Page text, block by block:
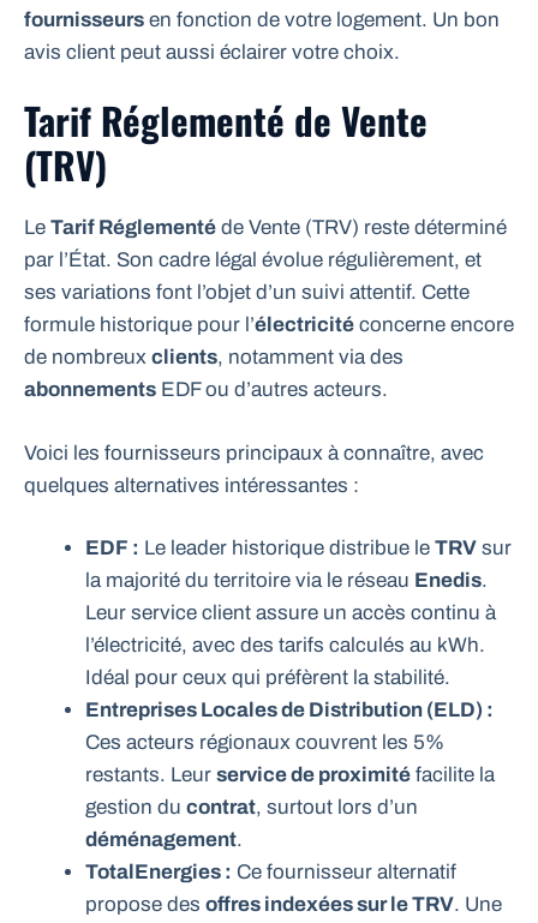
fournisseurs en fonction de votre logement. Un bon
avis client peut aussi éclairer votre choix.
Tarif Réglementé de Vente
(TRV)
Le Tarif Réglementé de Vente (TRV) reste déterminé
par l’État. Son cadre légal évolue régulièrement, et
ses variations font l’objet d’un suivi attentif. Cette
formule historique pour l’électricité concerne encore
de nombreux clients, notamment via des
abonnements EDF ou d’autres acteurs.
Voici les fournisseurs principaux à connaître, avec
quelques alternatives intéressantes :
EDF : Le leader historique distribue le TRV sur
la majorité du territoire via le réseau Enedis.
Leur service client assure un accès continu à
l’électricité, avec des tarifs calculés au kWh.
Idéal pour ceux qui préfèrent la stabilité.
Entreprises Locales de Distribution (ELD) :
Ces acteurs régionaux couvrent les 5%
restants. Leur service de proximité facilite la
gestion du contrat, surtout lors d’un
déménagement.
TotalEnergies : Ce fournisseur alternatif
propose des offres indexées sur le TRV. Une